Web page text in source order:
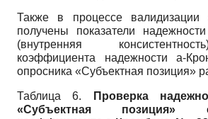
Также в процессе валидизации
получены показатели
(внутренняя
коэффициента надежности а-
опросника «Субъектная позиция»
Таблица 6.
Проверка
«Субъектная